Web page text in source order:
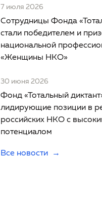
7 июля 2026
Сотрудницы Фонда
стали победителем и
национальной
«Женщины НКО»
30 июня 2026
Фонд «Тотальный
лидирующие позиции в
российских НКО с
потенциалом
Все новости